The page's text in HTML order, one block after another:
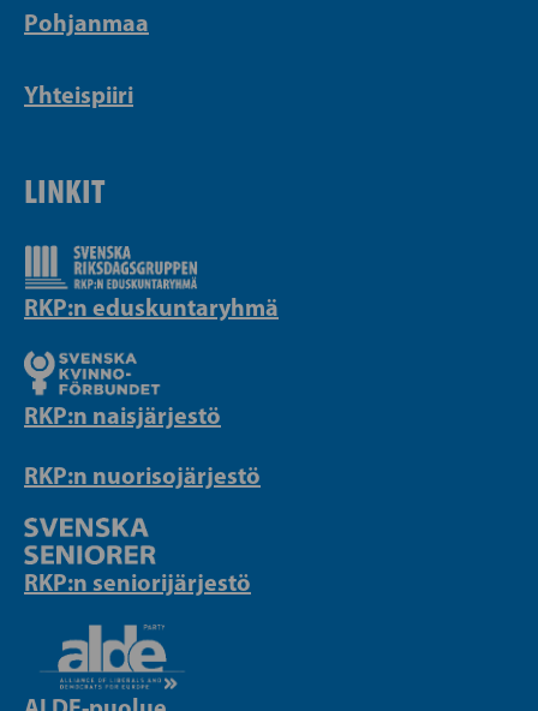
Pohjanmaa
Yhteispiiri
LINKIT
RKP:n eduskuntaryhmä
RKP:n naisjärjestö
RKP:n nuorisojärjestö
RKP:n seniorijärjestö